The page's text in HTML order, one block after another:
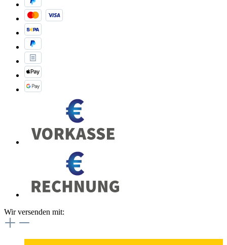
Wir versenden mit: